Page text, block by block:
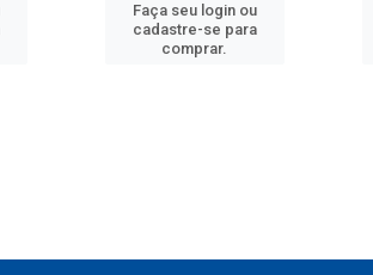
Faça seu login ou
cadastre-se para
comprar.